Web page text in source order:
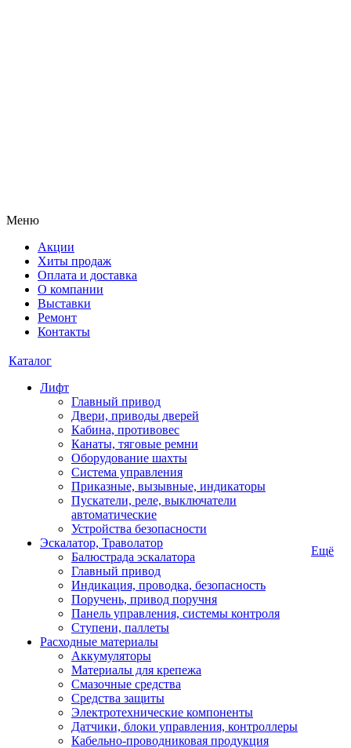
Меню
Акции
Хиты продаж
Оплата и доставка
О компании
Выставки
Ремонт
Контакты
Каталог
Лифт
Главный привод
Двери, приводы дверей
Кабина, противовес
Канаты, тяговые ремни
Оборудование шахты
Система управления
Приказные, вызывные, индикаторы
Пускатели, реле, выключатели
автоматические
Устройства безопасности
Эскалатор, Траволатор
Балюстрада эскалатора
Главный привод
Индикация, проводка, безопасность
Поручень, привод поручня
Панель управления, системы контроля
Ступени, паллеты
Расходные материалы
Аккумуляторы
Материалы для крепежа
Смазочные средства
Средства защиты
Электротехнические компоненты
Датчики, блоки управления, контроллеры
Кабельно-проводниковая продукция
Ещё